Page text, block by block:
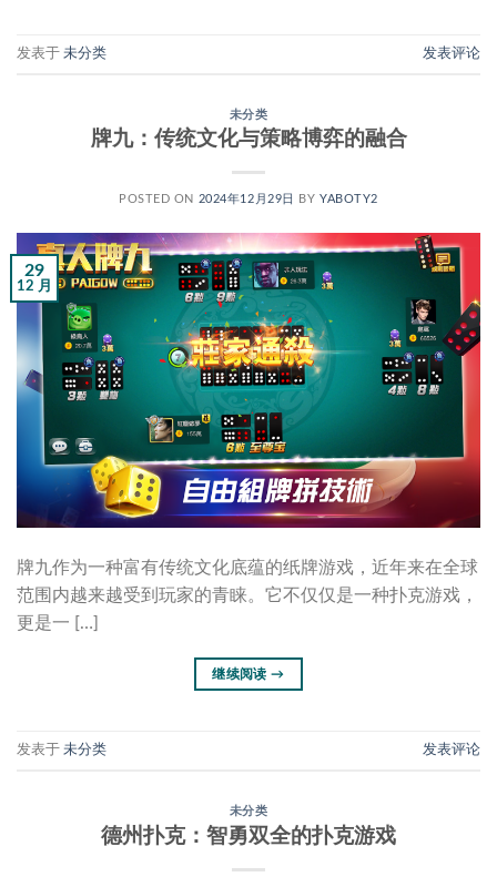
发表于 未分类 发表评论
未分类
牌九：传统文化与策略博弈的融合
POSTED ON 2024年12月29日 BYYABOTY2
29
12 月
牌九作为一种富有传统文化底蕴的纸牌游戏，近年来在全球
范围内越来越受到玩家的青睐。它不仅仅是一种扑克游戏，
更是一 […]
继续阅读→
发表于 未分类 发表评论
未分类
德州扑克：智勇双全的扑克游戏